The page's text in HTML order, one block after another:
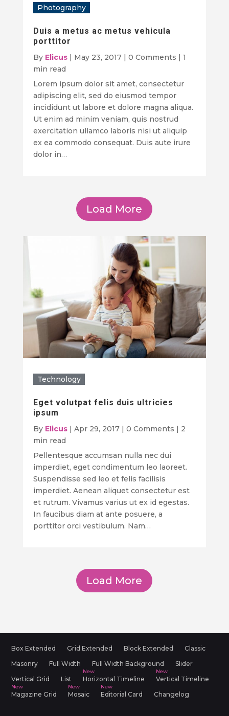
Photography
Duis a metus ac metus vehicula
porttitor
By Elicus| May 23, 2017| 0 Comments | 1
min read
Lorem ipsum dolor sit amet, consectetur
adipiscing elit, sed do eiusmod tempor
incididunt ut labore et dolore magna aliqua.
Ut enim ad minim veniam, quis nostrud
exercitation ullamco laboris nisi ut aliquip
ex ea commodo consequat. Duis aute irure
dolor in…
Load More
Technology
Eget volutpat felis duis ultricies
ipsum
By Elicus| Apr 29, 2017| 0 Comments | 2
min read
Pellentesque accumsan nulla nec dui
imperdiet, eget condimentum leo laoreet.
Suspendisse sed leo et felis facilisis
imperdiet. Aenean aliquet consectetur est
et rutrum. Vivamus varius ut ex id egestas.
In faucibus diam at ante posuere, a
porttitor orci vestibulum. Nam…
Load More
Box Extended Grid Extended Block Extended
Classic
Masonry
Full Width Full Width Background
Slider
Vertical Grid
List Horizontal Timeline
Vertical Timeline
Magazine Grid
Mosaic Editorial Card Changelog